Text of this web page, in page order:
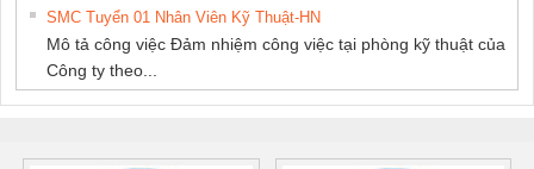
SMC Tuyển 01 Nhân Viên Kỹ Thuật-HN
Mô tả công việc Đảm nhiệm công việc tại phòng kỹ thuật của
Công ty theo...